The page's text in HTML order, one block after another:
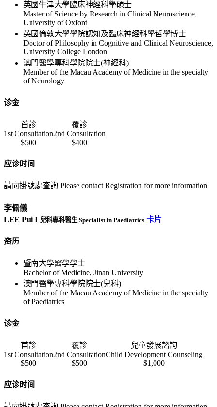
英國牛津大學臨床神經科學碩士
Master of Science by Research in Clinical Neuroscience,
University of Oxford
英國倫敦大學學院認知及臨床神經科學哲學博士
Doctor of Philosophy in Cognitive and Clinical Neuroscience,
University College London
澳門醫學專科學院院士(神經科)
Member of the Macau Academy of Medicine in the specialty
of Neurology
诊金
首診
1st Consultation
覆診
2nd Consultation
$500
$400
应诊时间
請向掛號處查詢 Please contact Registration for more information
李佩儀
LEE Pui I 兒科專科醫生 Specialist in Paediatrics 卡片
资历
暨南大學醫學學士
Bachelor of Medicine, Jinan University
澳門醫學專科學院院士(兒科)
Member of the Macau Academy of Medicine in the specialty
of Paediatrics
诊金
首診
1st Consultation
覆診
2nd Consultation
兒童發展諮詢
Child Development Counseling
$500
$500 $1,000
应诊时间